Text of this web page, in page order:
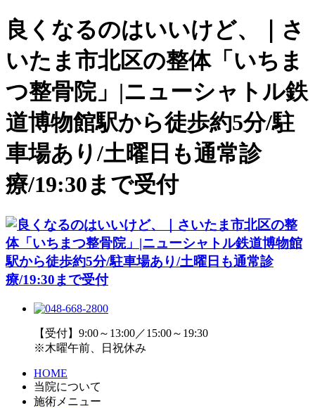
良くなるのはいいけど、｜さ
いたま市北区の整体「いちま
つ整骨院」|ニューシャトル鉄
道博物館駅から徒歩約5分/駐
車場あり/土曜日も通常診
療/19:30まで受付
【受付】9:00～13:00／15:00～19:30
※木曜午前、日祝休み
HOME
当院について
施術メニュー